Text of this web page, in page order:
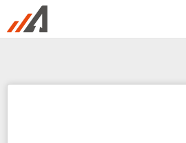
Rechercher à proximité -
Services